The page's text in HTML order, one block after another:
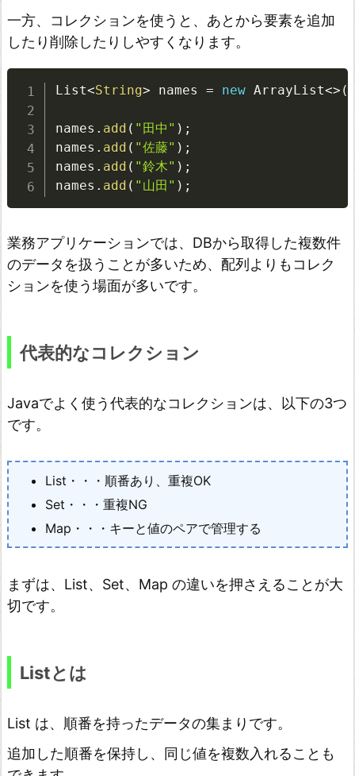
i
s
t
e
t
と
S
e
を
使
う
場
面
M
p
と
a
を
使
一方、コレクションを使うと、あとから要素を追加
したり削除したりしやすくなります。
List<String> names = new ArrayList<> (
names . add ( "田中" ) ;
names . add ( "佐藤" ) ;
names . add ( "鈴木" ) ;
names . add ( "山田" ) ;
業務アプリケーションでは、DBから取得した複数件
のデータを扱うことが多いため、配列よりもコレク
ションを使う場面が多いです。
代表的なコレクション
Javaでよく使う代表的なコレクションは、以下の3つ
です。
List・・・順番あり、重複OK
Set・・・重複NG
Map・・・キーと値のペアで管理する
まずは、List、Set、Map の違いを押さえることが大
切です。
Listとは
List は、順番を持ったデータの集まりです。
追加した順番を保持し、同じ値を複数入れることも